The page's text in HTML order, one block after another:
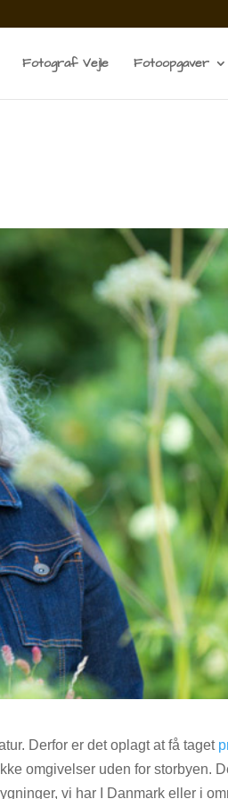
Fotograf Vejle Fotoopgaver
Derfor er det oplagt at få taget
omgivelser uden for storbyen.
vi har I Danmark eller i